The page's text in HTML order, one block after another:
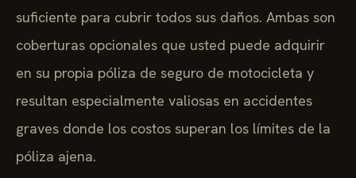
suficiente para cubrir todos sus daños. Ambas son
coberturas opcionales que usted puede adquirir
en su propia póliza de seguro de motocicleta y
resultan especialmente valiosas en accidentes
graves donde los costos superan los límites de la
póliza ajena.